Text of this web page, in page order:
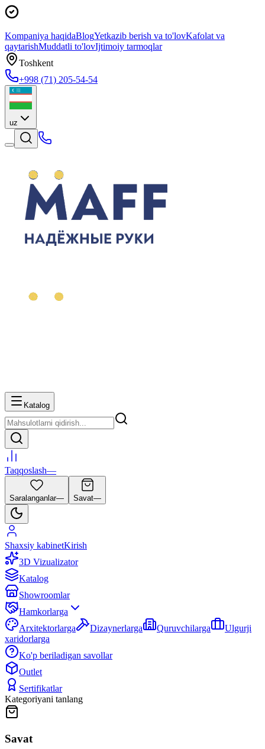
Kompaniya haqidaBlogYetkazib berish va to'lovKafolat va
qaytarishMuddatli to'lovIjtimoiy tarmoqlar
Toshkent
+998 (71) 205-54-54
uz
Katalog
Taqqoslash—
Saralanganlar— Savat—
Shaxsiy kabinetKirish
3D Vizualizator
Katalog
Showroomlar
Hamkorlarga
Arxitektorlarga
Dizaynerlarga Quruvchilarga
Ulgurji
xaridorlarga
Ko'p beriladigan savollar
Outlet
Sertifikatlar
Kategoriyani tanlang
Savat